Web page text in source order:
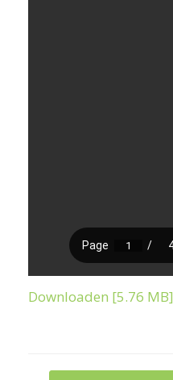
Downloaden [5.76 MB]